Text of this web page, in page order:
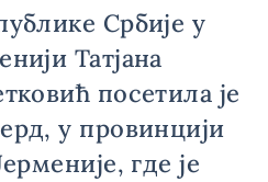
Србије у
Татјана
посетила је
у провинцији
где је